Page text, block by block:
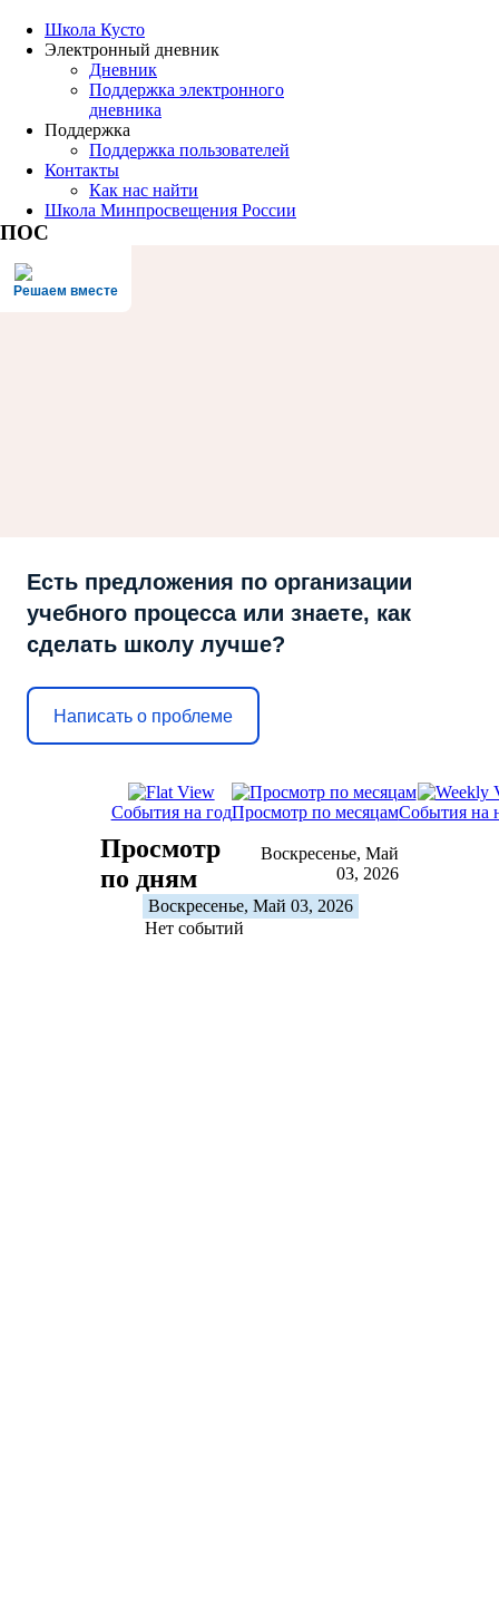
Школа Кусто
Электронный дневник
Дневник
Поддержка электронного
дневника
Поддержка
Поддержка пользователей
Контакты
Как нас найти
Школа Минпросвещения России
ПОС
Решаем вместе
Есть предложения по организации
учебного процесса или знаете, как
сделать школу лучше?
Написать о проблеме
События на годПросмотр по месяцамСобытия на
Просмотр
по дням
Воскресенье, Май
03, 2026
Воскресенье, Май 03, 2026
Нет событий